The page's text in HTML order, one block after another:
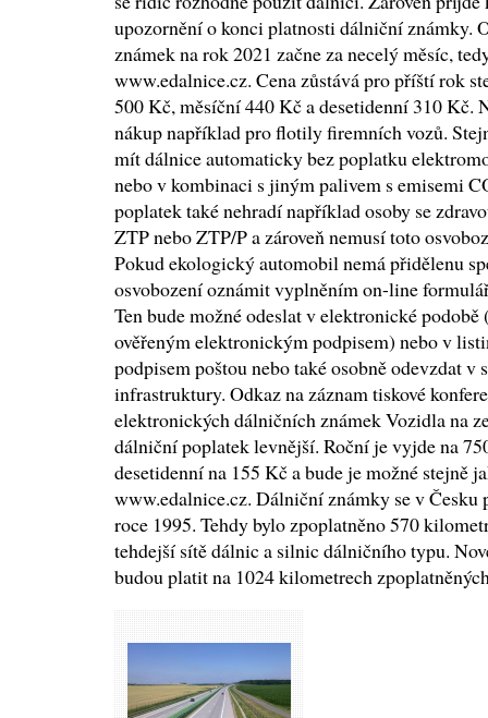
upozornění o konci platnosti dálniční známky.
známek na rok 2021 začne za necelý měsíc,
www.edalnice.cz. Cena zůstává pro příští rok
500 Kč, měsíční 440 Kč a desetidenní 310 Kč.
nákup například pro flotily firemních vozů.
mít dálnice automaticky bez poplatku
nebo v kombinaci s jiným palivem s emisemi
poplatek také nehradí například osoby se
ZTP nebo ZTP/P a zároveň nemusí toto
Pokud ekologický automobil nemá přidělenu
osvobození oznámit vyplněním on-line
Ten bude možné odeslat v elektronické podobě
ověřeným elektronickým podpisem) nebo v
podpisem poštou nebo také osobně odevzdat
infrastruktury. Odkaz na záznam tiskové
elektronických dálničních známek Vozidla na
dálniční poplatek levnější. Roční je vyjde na
desetidenní na 155 Kč a bude je možné stejně
www.edalnice.cz. Dálniční známky se v
roce 1995. Tehdy bylo zpoplatněno 570
tehdejší sítě dálnic a silnic dálničního typu.
budou platit na 1024 kilometrech